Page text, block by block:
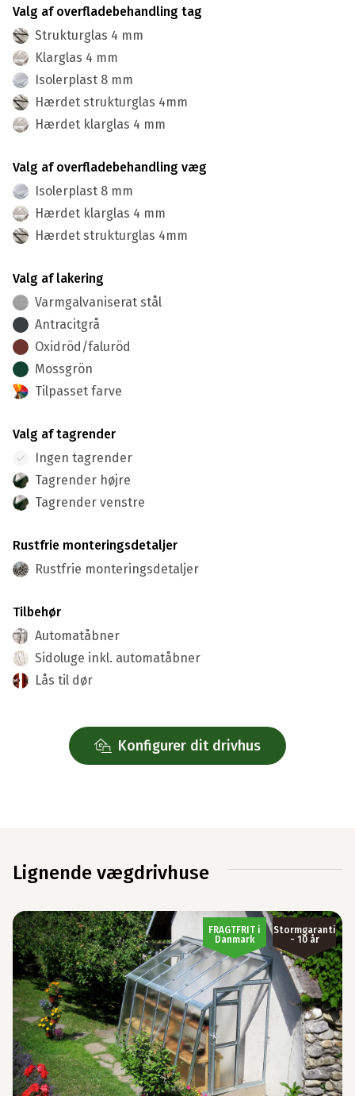
Valg af overfladebehandling tag
Strukturglas 4 mm
Klarglas 4 mm
Isolerplast 8 mm
Hærdet strukturglas 4mm
Hærdet klarglas 4 mm
Valg af overfladebehandling væg
Isolerplast 8 mm
Hærdet klarglas 4 mm
Hærdet strukturglas 4mm
Valg af lakering
Varmgalvaniserat stål
Antracitgrå
Oxidröd/faluröd
Mossgrön
Tilpasset farve
Valg af tagrender
Ingen tagrender
Tagrender højre
Tagrender venstre
Rustfrie monteringsdetaljer
Rustfrie monteringsdetaljer
Tilbehør
Automatåbner
Sidoluge inkl. automatåbner
Lås til dør
Konfigurer dit drivhus
Lignende vægdrivhuse
FRAGTFRIT i
Danmark
Stormgaranti
- 10 år